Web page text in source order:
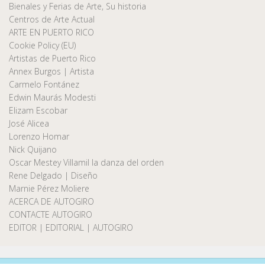
Bienales y Ferias de Arte, Su historia
Centros de Arte Actual
ARTE EN PUERTO RICO
Cookie Policy (EU)
Artistas de Puerto Rico
Annex Burgos | Artista
Carmelo Fontánez
Edwin Maurás Modesti
Elizam Escobar
José Alicea
Lorenzo Homar
Nick Quijano
Oscar Mestey Villamil la danza del orden
Rene Delgado | Diseño
Marnie Pérez Moliere
ACERCA DE AUTOGIRO
CONTACTE AUTOGIRO
EDITOR | EDITORIAL | AUTOGIRO